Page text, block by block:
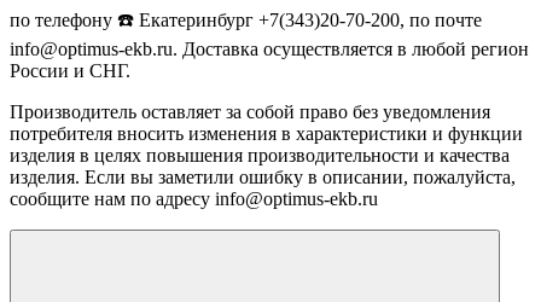
по телефону ☎️ Екатеринбург +7(343)20-70-200, по почте
info@optimus-ekb.ru. Доставка осуществляется в любой регион
России и СНГ.
Производитель оставляет за собой право без уведомления
потребителя вносить изменения в характеристики и функции
изделия в целях повышения производительности и качества
изделия. Если вы заметили ошибку в описании, пожалуйста,
сообщите нам по адресу info@optimus-ekb.ru